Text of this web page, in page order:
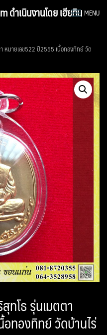
ดำเนินงานโดย เฮียทิน MENU
หมายเลข522 ปี2555 เนื้อทองทิทย์ วัด
โธ รุ่นเมตตา
ทองทิทย์ วัดบ้านไร่